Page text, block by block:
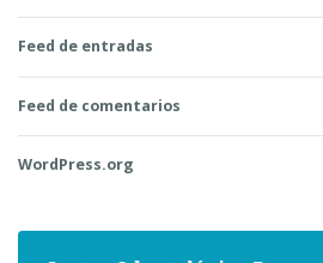
Feed de entradas
Feed de comentarios
WordPress.org